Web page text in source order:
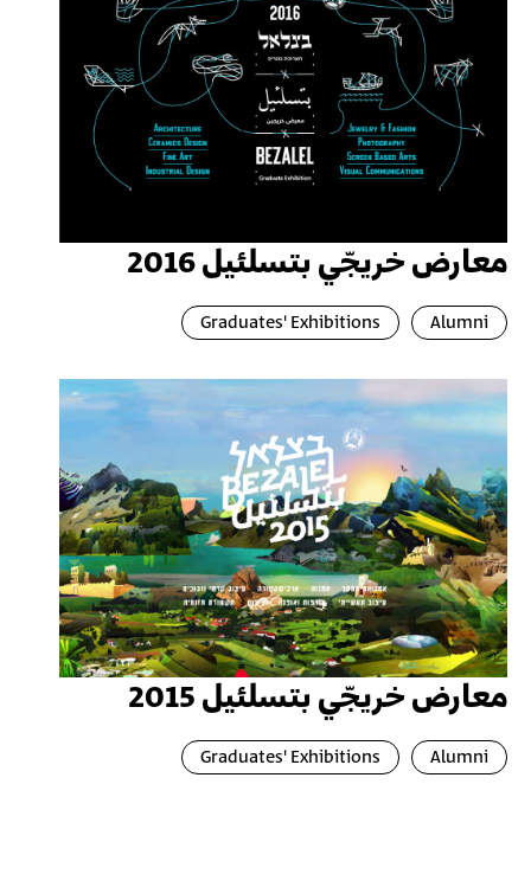
معارض خريجّي بتسلئيل 2016
Alumni
Graduates' Exhibitions
معارض خريجّي بتسلئيل 2015
Alumni
Graduates' Exhibitions